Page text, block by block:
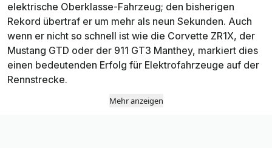
elektrische Oberklasse-Fahrzeug; den bisherigen
Rekord übertraf er um mehr als neun Sekunden. Auch
wenn er nicht so schnell ist wie die Corvette ZR1X, der
Mustang GTD oder der 911 GT3 Manthey, markiert dies
einen bedeutenden Erfolg für Elektrofahrzeuge auf der
Rennstrecke.
Mehr anzeigen